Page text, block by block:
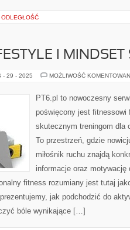
I MINDSET
- 29 - 2025 MOŻLIWOŚĆ
PT6.pl to nowoczesny
poświęcony jest fitnessowi
skutecznym treningom dla
To przestrzeń, gdzie
miłośnik ruchu znajdą
informacje oraz motywację
fitness rozumiany jest tutaj
jak podchodzić do
bóle wynikające […]